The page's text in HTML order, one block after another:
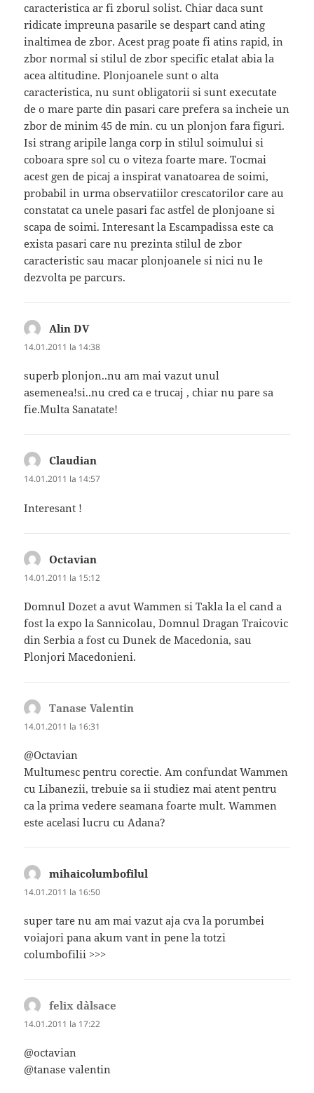
caracteristica ar fi zborul solist. Chiar daca sunt
ridicate impreuna pasarile se despart cand ating
inaltimea de zbor. Acest prag poate fi atins rapid, in
zbor normal si stilul de zbor specific etalat abia la
acea altitudine. Plonjoanele sunt o alta
caracteristica, nu sunt obligatorii si sunt executate
de o mare parte din pasari care prefera sa incheie un
zbor de minim 45 de min. cu un plonjon fara figuri.
Isi strang aripile langa corp in stilul soimului si
coboara spre sol cu o viteza foarte mare. Tocmai
acest gen de picaj a inspirat vanatoarea de soimi,
probabil in urma observatiilor crescatorilor care au
constatat ca unele pasari fac astfel de plonjoane si
scapa de soimi. Interesant la Escampadissa este ca
exista pasari care nu prezinta stilul de zbor
caracteristic sau macar plonjoanele si nici nu le
dezvolta pe parcurs.
Alin DVspune:
14.01.2011 la 14:38
superb plonjon..nu am mai vazut unul
asemenea!si..nu cred ca e trucaj , chiar nu pare sa
fie.Multa Sanatate!
Claudian
14.01.2011 la 14:57
Interesant !
Octavian
14.01.2011 la 15:12
Domnul Dozet a avut Wammen si Takla la el cand a
fost la expo la Sannicolau, Domnul Dragan Traicovic
din Serbia a fost cu Dunek de Macedonia, sau
Plonjori Macedonieni.
Tanase Valentin
14.01.2011 la 16:31
@Octavian
Multumesc pentru corectie. Am confundat Wammen
cu Libanezii, trebuie sa ii studiez mai atent pentru
ca la prima vedere seamana foarte mult. Wammen
este acelasi lucru cu Adana?
mihaicolumbofilul
14.01.2011 la 16:50
super tare nu am mai vazut aja cva la porumbei
voiajori pana akum vant in pene la totzi
columbofilii >>>
felix d`alsace
14.01.2011 la 17:22
@octavian
@tanase valentin